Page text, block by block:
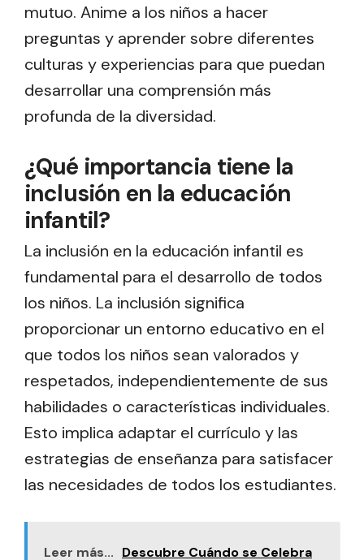
mutuo. Anime a los niños a hacer
preguntas y aprender sobre diferentes
culturas y experiencias para que puedan
desarrollar una comprensión más
profunda de la diversidad.
¿Qué importancia tiene la
inclusión en la educación
infantil?
La inclusión en la educación infantil es
fundamental para el desarrollo de todos
los niños. La inclusión significa
proporcionar un entorno educativo en el
que todos los niños sean valorados y
respetados, independientemente de sus
habilidades o características individuales.
Esto implica adaptar el currículo y las
estrategias de enseñanza para satisfacer
las necesidades de todos los estudiantes.
Leer más... Descubre Cuándo se Celebra